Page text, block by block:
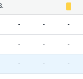
- - -
- - -
- - -